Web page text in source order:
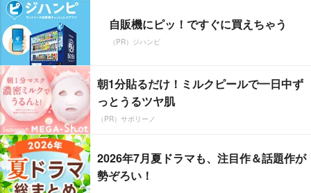
自販機にピッ！ですぐに買えちゃう
（PR）ジハンピ
朝1分貼るだけ！ミルクピールで一日中ず
っとうるツヤ肌
（PR）サボリーノ
2026年7月夏ドラマも、注目作＆話題作が
勢ぞろい！